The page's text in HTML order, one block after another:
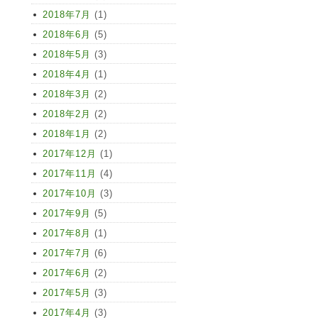
2018年7月 (1)
2018年6月 (5)
2018年5月 (3)
2018年4月 (1)
2018年3月 (2)
2018年2月 (2)
2018年1月 (2)
2017年12月 (1)
2017年11月 (4)
2017年10月 (3)
2017年9月 (5)
2017年8月 (1)
2017年7月 (6)
2017年6月 (2)
2017年5月 (3)
2017年4月 (3)